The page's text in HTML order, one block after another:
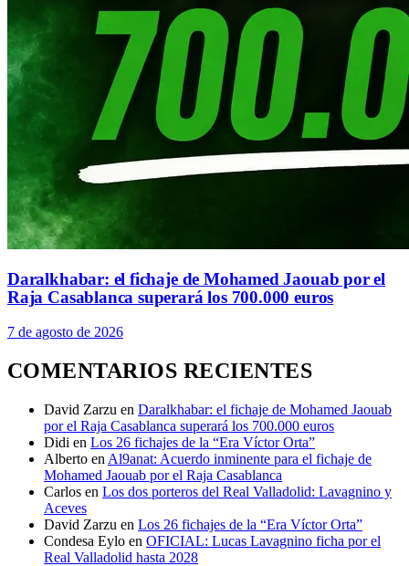
Daralkhabar: el fichaje de Mohamed Jaouab por el
Raja Casablanca superará los 700.000 euros
7 de agosto de 2026
COMENTARIOS RECIENTES
David Zarzu en Daralkhabar: el fichaje de Mohamed Jaouab
por el Raja Casablanca superará los 700.000 euros
Didi en Los 26 fichajes de la “Era Víctor Orta”
Alberto en Al9anat: Acuerdo inminente para el fichaje de
Mohamed Jaouab por el Raja Casablanca
Carlos en Los dos porteros del Real Valladolid: Lavagnino y
Aceves
David Zarzu en Los 26 fichajes de la “Era Víctor Orta”
Condesa Eylo en OFICIAL: Lucas Lavagnino ficha por el
Real Valladolid hasta 2028